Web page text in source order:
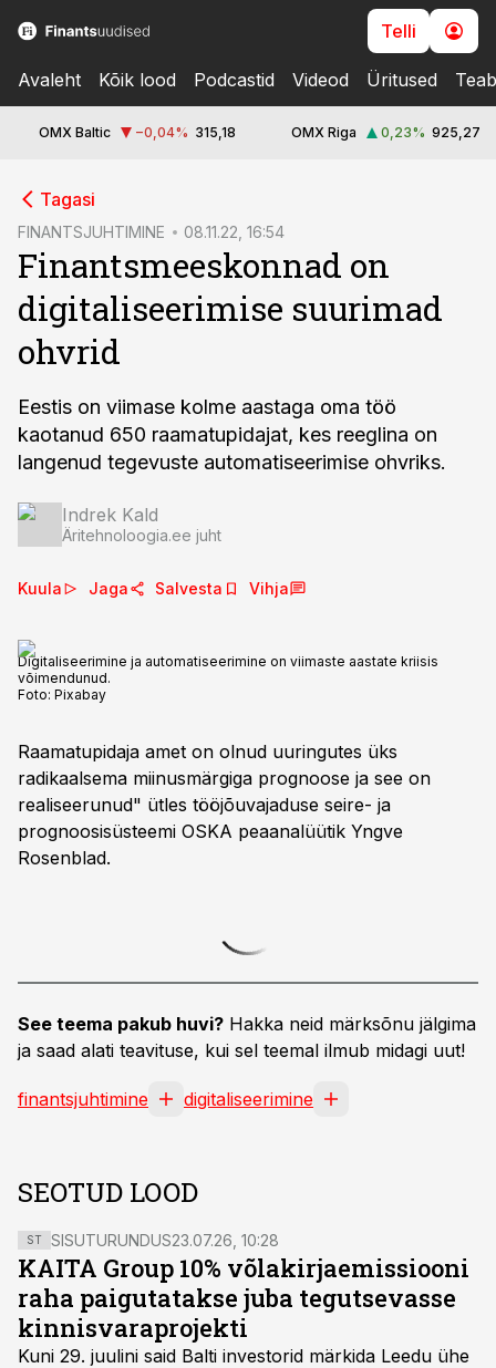
Telli
Avaleht Kõik lood Podcastid Videod Üritused
OMX Baltic −0,04% 315,18 OMX Riga 0,23% 925,27
Tagasi
FINANTSJUHTIMINE 08.11.22, 16:54
Finantsmeeskonnad on
digitaliseerimise suurimad
ohvrid
Eestis on viimase kolme aastaga oma töö
kaotanud 650 raamatupidajat, kes reeglina on
langenud tegevuste automatiseerimise ohvriks.
Indrek Kald
Äritehnoloogia.ee juht
Kuula Jaga Salvesta Vihja
Digitaliseerimine ja automatiseerimine on viimaste aastate kriisis
võimendunud.
Foto: Pixabay
Raamatupidaja amet on olnud uuringutes üks
radikaalsema miinusmärgiga prognoose ja see on
realiseerunud" ütles tööjõuvajaduse seire- ja
prognoosisüsteemi OSKA peaanalüütik Yngve
Rosenblad.
See teema pakub huvi? Hakka neid märksõnu jälgima
ja saad alati teavituse, kui sel teemal ilmub midagi uut!
finantsjuhtimine digitaliseerimine
SEOTUD LOOD
ST SISUTURUNDUS23.07.26, 10:28
KAITA Group 10% võlakirjaemissiooni
raha paigutatakse juba tegutsevasse
kinnisvaraprojekti
Kuni 29. juulini said Balti investorid märkida Leedu ühe